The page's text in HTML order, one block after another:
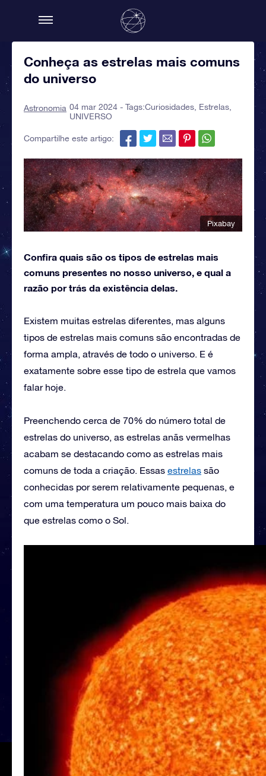
Conheça as estrelas mais comuns
do universo
Astronomia 04 mar 2024 - Tags:Curiosidades Estrelas
UNIVERSO
Compartilhe este artigo:
Pixabay
Confira quais são os tipos de estrelas mais
comuns presentes no nosso universo, e qual a
razão por trás da existência delas.
Existem muitas estrelas diferentes, mas alguns
tipos de estrelas mais comuns são encontradas de
forma ampla, através de todo o universo. E é
exatamente sobre esse tipo de estrela que vamos
falar hoje.
Preenchendo cerca de 70% do número total de
estrelas do universo, as estrelas anãs vermelhas
acabam se destacando como as estrelas mais
comuns de toda a criação. Essas estrelas são
conhecidas por serem relativamente pequenas, e
com uma temperatura um pouco mais baixa do
que estrelas como o Sol.